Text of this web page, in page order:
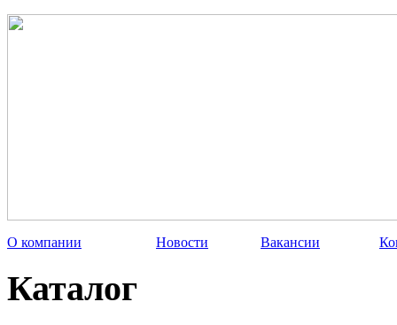
О компании Новости Вакансии
Каталог